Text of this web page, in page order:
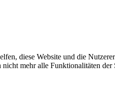
diese Website und die
mehr alle Funktionalitäten der